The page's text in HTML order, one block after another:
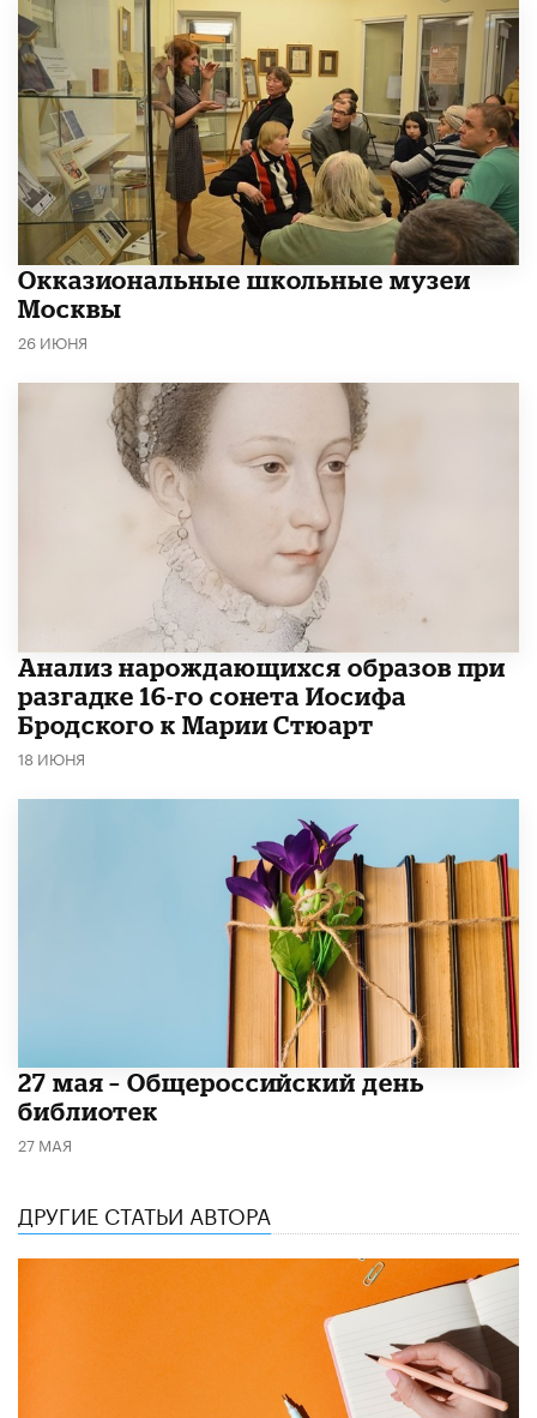
​Окказиональные школьные музеи
Москвы
26 ИЮНЯ
Анализ нарождающихся образов при
разгадке 16-го сонета Иосифа
Бродского к Марии Стюарт
18 ИЮНЯ
​27 мая – Общероссийский день
библиотек
27 МАЯ
ДРУГИЕ СТАТЬИ АВТОРА